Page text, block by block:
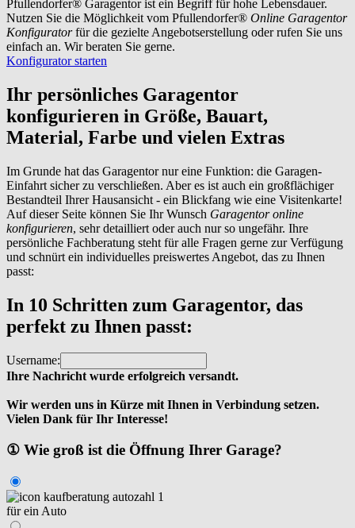
Pfullendorfer® Garagentor ist ein Begriff für hohe Lebensdauer.
Nutzen Sie die Möglichkeit vom Pfullendorfer® Online Garagentor
Konfiguratorfür die gezielte Angebotserstellung oder rufen Sie uns
einfach an. Wir beraten Sie gerne.
Konfigurator starten
Ihr persönliches Garagentor
konfigurieren in Größe, Bauart,
Material, Farbe und vielen Extras
Im Grunde hat das Garagentor nur eine Funktion: die Garagen-
Einfahrt sicher zu verschließen. Aber es ist auch ein großflächiger
Bestandteil Ihrer Hausansicht - ein Blickfang wie eine Visitenkarte!
Auf dieser Seite können Sie Ihr Wunsch Garagentor online
konfigurieren, sehr detailliert oder auch nur so ungefähr. Ihre
persönliche Fachberatung steht für alle Fragen gerne zur Verfügung
und schnürt ein individuelles preiswertes Angebot, das zu Ihnen
passt:
In 10 Schritten zum Garagentor, das
perfekt zu Ihnen passt:
Username:
Ihre Nachricht wurde erfolgreich versandt.
Wir werden uns in Kürze mit Ihnen in Verbindung setzen.
Vielen Dank für Ihr Interesse!
① Wie groß ist die Öffnung Ihrer Garage?
für ein Auto